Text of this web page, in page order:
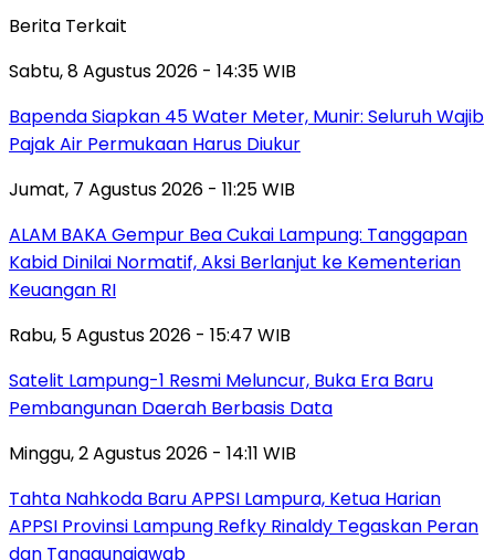
Berita Terkait
Sabtu, 8 Agustus 2026 - 14:35 WIB
‎Bapenda Siapkan 45 Water Meter, Munir: Seluruh Wajib
Pajak Air Permukaan Harus Diukur
Jumat, 7 Agustus 2026 - 11:25 WIB
ALAM BAKA Gempur Bea Cukai Lampung: Tanggapan
Kabid Dinilai Normatif, Aksi Berlanjut ke Kementerian
Keuangan RI
Rabu, 5 Agustus 2026 - 15:47 WIB
Satelit Lampung-1 Resmi Meluncur, Buka Era Baru
Pembangunan Daerah Berbasis Data
Minggu, 2 Agustus 2026 - 14:11 WIB
Tahta Nahkoda Baru APPSI Lampura, Ketua Harian
APPSI Provinsi Lampung Refky Rinaldy Tegaskan Peran
dan Tanggungjawab